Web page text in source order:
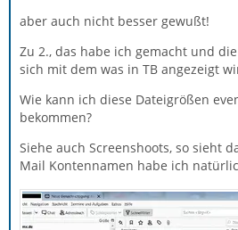
Das mache ich sowieso
Thunderbird sowieso so
daß im Lokalen Ordner aller
landet. Ich habe auch eine
im Lokalen Ordner im
und das wird täglich kontrolliert
aber auch nicht besser gewußt!
Zu 2., das habe ich gemacht und
sich mit dem was in TB angezeigt
Wie kann ich diese Dateigrößen
bekommen?
Siehe auch Screenshoots, so sieht
Mail Kontennamen habe ich